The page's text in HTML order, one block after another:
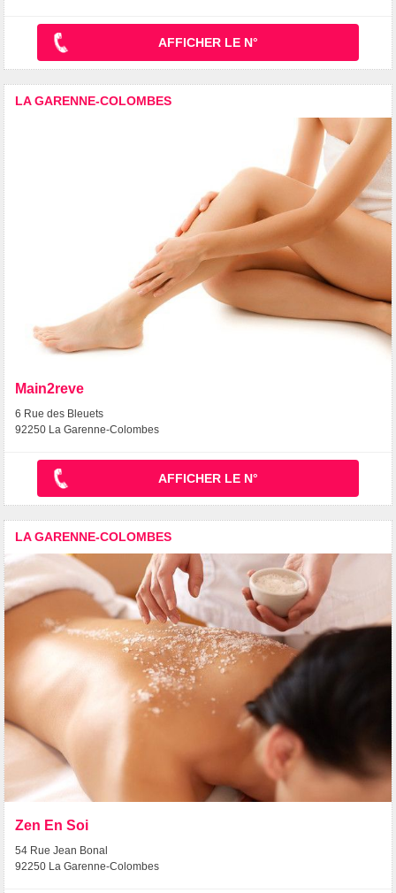
AFFICHER LE N°
LA GARENNE-COLOMBES
Main2reve
6 Rue des Bleuets
92250 La Garenne-Colombes
AFFICHER LE N°
LA GARENNE-COLOMBES
Zen En Soi
54 Rue Jean Bonal
92250 La Garenne-Colombes